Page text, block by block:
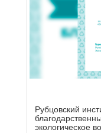
Рубцовский
экологическое